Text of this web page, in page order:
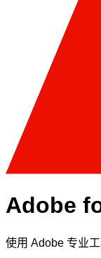
Adobe
使用 Adobe 专业